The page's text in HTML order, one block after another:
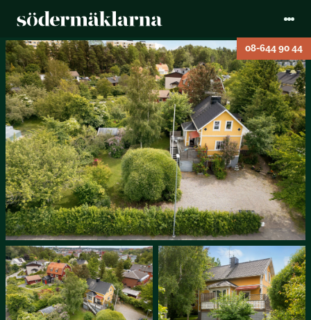
08-644 90 44